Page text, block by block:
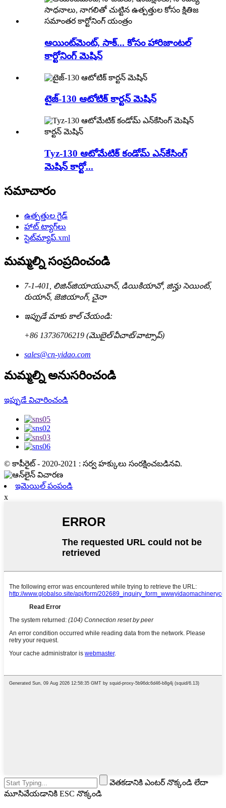
ఆయింట్‌మెంట్, సాక్... కోసం హారిజాంటల్
కార్టోనింగ్ మెషిన్
టైజ్-130 ఆటోటిక్ కార్టన్ మెషిన్
Tyz-130 ఆటోమేటిక్ కండోమ్ ఎన్‌కేసింగ్
మెషిన్ కార్టో...
సమాచారం
ఉత్పత్తుల గైడ్
హాట్ ట్యాగ్‌లు
సైట్‌మ్యాప్.xml
మమ్మల్ని సంప్రదించండి
7-1-401, లిజిన్‌జియాయువాన్, డియికియావో, జిన్హు సెయింట్,
రుయాన్, జెజియాంగ్, చైనా
ఇప్పుడే మాకు కాల్ చేయండి:
+86 13736706219 (మొబైల్/వీచాట్/వాట్సాప్)
sales@cn-yidao.com
మమ్మల్ని అనుసరించండి
ఇప్పుడే విచారించండి
© కాపీరైట్ - 2020-2021 : సర్వ హక్కులు సంరక్షించబడినవి.
ఇమెయిల్ పంపండి
x
వెతకడానికి ఎంటర్ నొక్కండి లేదా
మూసివేయడానికి ESC నొక్కండి